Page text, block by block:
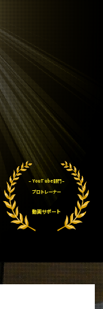
– YouTube部門 –
プロトレーナー
動画サポート